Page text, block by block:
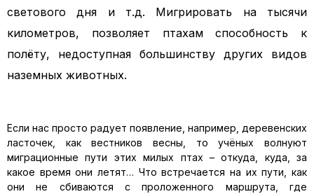
светового дня и т.д. Мигрировать на тысячи
километров, позволяет птахам способность к
полёту, недоступная большинству других видов
наземных животных.
Если нас просто радует появление, например, деревенских
ласточек, как вестников весны, то учёных волнуют
миграционные пути этих милых птах – откуда, куда, за
какое время они летят… Что встречается на их пути, как
они не сбиваются с проложенного маршрута, где